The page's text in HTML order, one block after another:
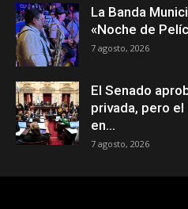
La Banda
«Noche de
7 agosto, 2026
El Senado
privada, pero
en...
7 agosto, 2026